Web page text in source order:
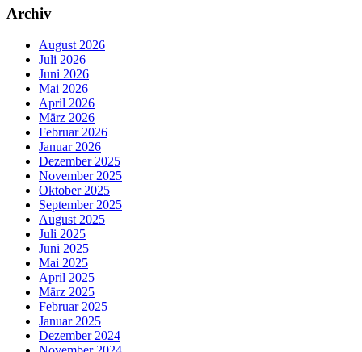
Archiv
August 2026
Juli 2026
Juni 2026
Mai 2026
April 2026
März 2026
Februar 2026
Januar 2026
Dezember 2025
November 2025
Oktober 2025
September 2025
August 2025
Juli 2025
Juni 2025
Mai 2025
April 2025
März 2025
Februar 2025
Januar 2025
Dezember 2024